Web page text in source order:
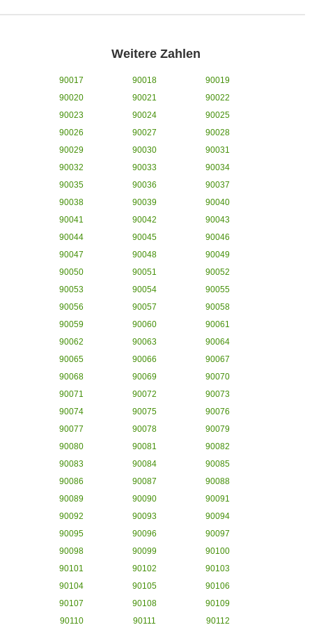
Weitere Zahlen
90017 90018
90019
90020
90021
90022
90023
90024
90025
90026
90027
90028
90029
90030
90031
90032
90033
90034
90035
90036
90037
90038
90039
90040
90041
90042
90043
90044
90045
90046
90047
90048
90049
90050
90051
90052
90053
90054
90055
90056
90057
90058
90059
90060
90061
90062
90063
90064
90065
90066
90067
90068
90069
90070
90071
90072
90073
90074
90075
90076
90077
90078
90079
90080
90081
90082
90083
90084
90085
90086
90087
90088
90089
90090
90091
90092
90093
90094
90095
90096
90097
90098
90099
90100
90101
90102
90103
90104
90105
90106
90107
90108
90109
90110
90111 90112